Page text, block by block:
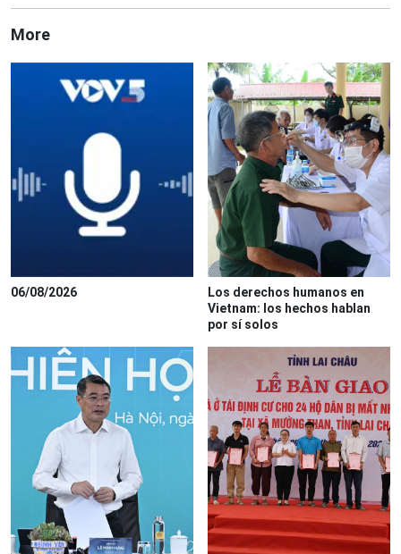
More
06/08/2026
Los derechos humanos en
Vietnam: los hechos hablan
por sí solos